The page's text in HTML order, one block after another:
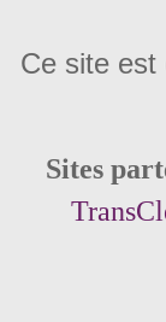
Ce site est
Sites